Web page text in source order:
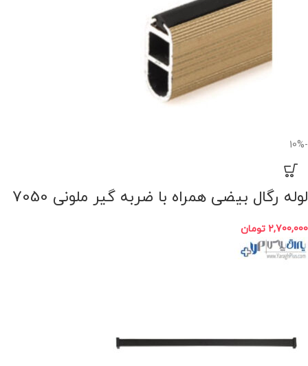
-10%
لوله رگال بیضی همراه با ضربه گیر ملونی 7050
2,700,000 تومان